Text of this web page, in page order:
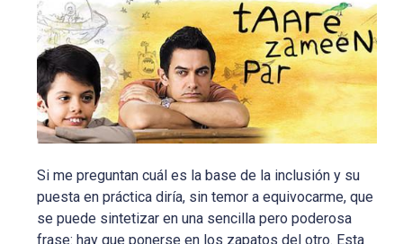
Si me preguntan cuál es la base de la inclusión y su
puesta en práctica diría, sin temor a equivocarme, que
se puede sintetizar en una sencilla pero poderosa
frase: hay que ponerse en los zapatos del otro. Esta